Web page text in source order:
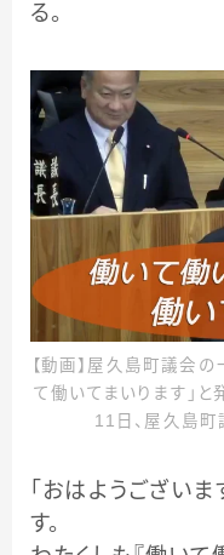
る。
【動画】屋久島町議会
て働いてまいります」
11日、屋久島
「おはようござい
す。